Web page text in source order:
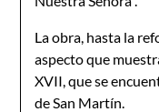
La obra, hasta la
aspecto que
XVII, que se
de San Martín.